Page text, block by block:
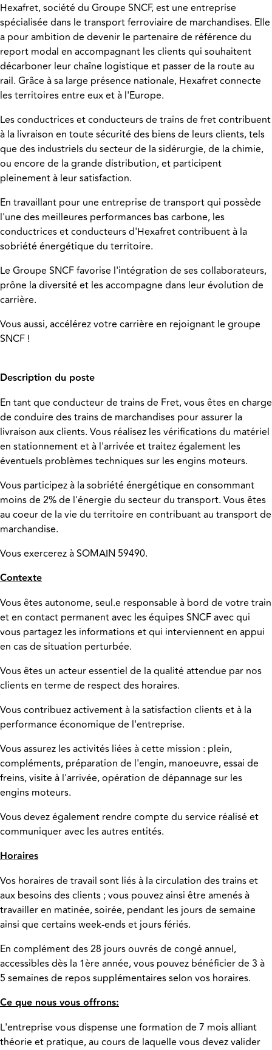
Hexafret, société du Groupe SNCF, est une entreprise
spécialisée dans le transport ferroviaire de marchandises. Elle
a pour ambition de devenir le partenaire de référence du
report modal en accompagnant les clients qui souhaitent
décarboner leur chaîne logistique et passer de la route au
rail. Grâce à sa large présence nationale, Hexafret connecte
les territoires entre eux et à l'Europe.
Les conductrices et conducteurs de trains de fret contribuent
à la livraison en toute sécurité des biens de leurs clients, tels
que des industriels du secteur de la sidérurgie, de la chimie,
ou encore de la grande distribution, et participent
pleinement à leur satisfaction.
En travaillant pour une entreprise de transport qui possède
l'une des meilleures performances bas carbone, les
conductrices et conducteurs d'Hexafret contribuent à la
sobriété énergétique du territoire.
Le Groupe SNCF favorise l'intégration de ses collaborateurs,
prône la diversité et les accompagne dans leur évolution de
carrière.
Vous aussi, accélérez votre carrière en rejoignant le groupe
SNCF !
Description du poste
En tant que conducteur de trains de Fret, vous êtes en charge
de conduire des trains de marchandises pour assurer la
livraison aux clients. Vous réalisez les vérifications du matériel
en stationnement et à l'arrivée et traitez également les
éventuels problèmes techniques sur les engins moteurs.
Vous participez à la sobriété énergétique en consommant
moins de 2% de l'énergie du secteur du transport. Vous êtes
au coeur de la vie du territoire en contribuant au transport de
marchandise.
Vous exercerez àSOMAIN 59490.
Contexte
Vous êtes autonome, seul.e responsable à bord de votre train
et en contact permanent avec les équipes SNCF avec qui
vous partagez les informations et qui interviennent en appui
en cas de situation perturbée.
Vous êtes un acteur essentiel de la qualité attendue par nos
clients en terme de respect des horaires.
Vous contribuez activement à la satisfaction clients et à la
performance économique de l'entreprise.
Vous assurez les activités liées à cette mission : plein,
compléments, préparation de l'engin, manoeuvre, essai de
freins, visite à l'arrivée, opération de dépannage sur les
engins moteurs.
Vous devez également rendre compte du service réalisé et
communiquer avec les autres entités.
Horaires
Vos horaires de travail sont liés à la circulation des trains et
aux besoins des clients ; vous pouvez ainsi être amenés à
travailler en matinée, soirée, pendant les jours de semaine
ainsi que certains week-ends et jours fériés.
En complément des 28 jours ouvrés de congé annuel,
accessibles dès la 1ère année, vous pouvez bénéficier de 3 à
5 semaines de repos supplémentaires selon vos horaires.
Ce que nous vous offrons:
L'entreprise vous dispense une formation de 7 mois alliant
théorie et pratique, au cours de laquelle vous devez valider